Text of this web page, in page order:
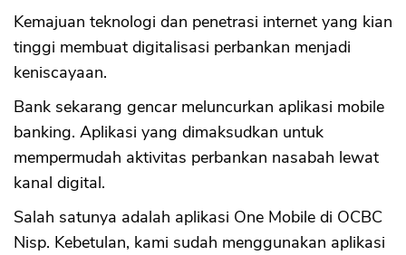
Kemajuan teknologi dan penetrasi internet yang kian
tinggi membuat digitalisasi perbankan menjadi
keniscayaan.
Bank sekarang gencar meluncurkan aplikasi mobile
banking. Aplikasi yang dimaksudkan untuk
mempermudah aktivitas perbankan nasabah lewat
kanal digital.
Salah satunya adalah aplikasi One Mobile di OCBC
Nisp. Kebetulan, kami sudah menggunakan aplikasi